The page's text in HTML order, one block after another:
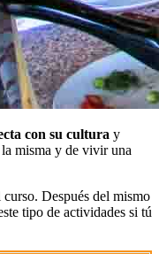
con su cultura y
la misma y de vivir una
curso. Después del mismo
tipo de actividades si tú